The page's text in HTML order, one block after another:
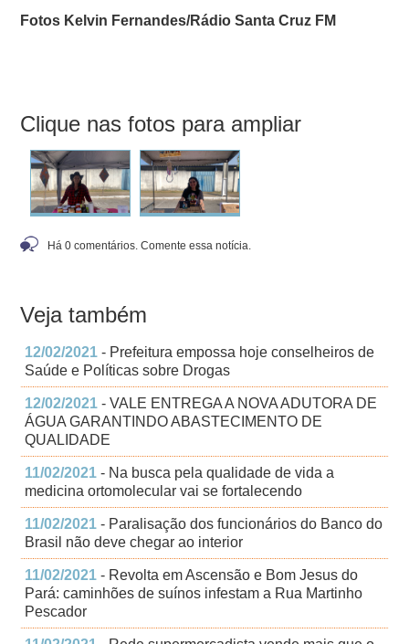
Fotos Kelvin Fernandes/Rádio Santa Cruz FM
Clique nas fotos para ampliar
Há 0 comentários. Comente essa notícia.
Veja também
12/02/2021 - Prefeitura empossa hoje conselheiros de
Saúde e Políticas sobre Drogas
12/02/2021 - VALE ENTREGA A NOVA ADUTORA DE
ÁGUA GARANTINDO ABASTECIMENTO DE
QUALIDADE
11/02/2021 - Na busca pela qualidade de vida a
medicina ortomolecular vai se fortalecendo
11/02/2021 - Paralisação dos funcionários do Banco do
Brasil não deve chegar ao interior
11/02/2021 - Revolta em Ascensão e Bom Jesus do
Pará: caminhões de suínos infestam a Rua Martinho
Pescador